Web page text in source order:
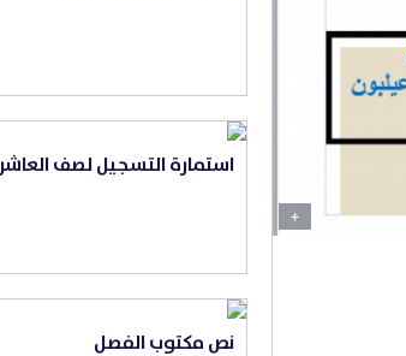
+
استمارة التسجيل لصف العاشر
نص مكتوب الفصل